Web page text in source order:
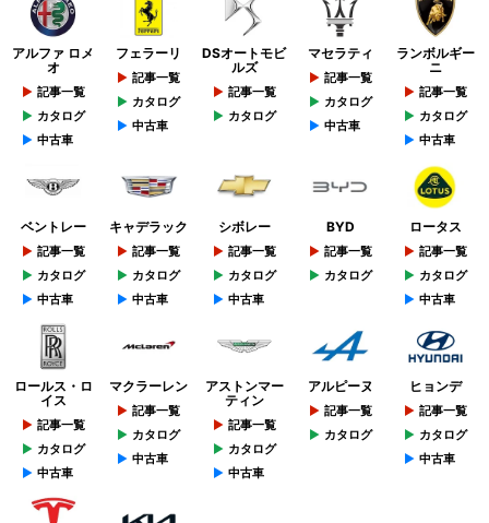
アルファ ロメ
オ
記事一覧
カタログ
中古車
フェラーリ
記事一覧
カタログ
中古車
DSオートモビ
ルズ
記事一覧
カタログ
マセラティ
記事一覧
カタログ
中古車
ランボルギー
ニ
記事一覧
カタログ
中古車
ベントレー
記事一覧
カタログ
中古車
キャデラック
記事一覧
カタログ
中古車
シボレー
記事一覧
カタログ
中古車
BYD
記事一覧
カタログ
ロータス
記事一覧
カタログ
中古車
ロールス・ロ
イス
記事一覧
カタログ
中古車
マクラーレン
記事一覧
カタログ
中古車
アストンマー
ティン
記事一覧
カタログ
中古車
アルピーヌ
記事一覧
カタログ
ヒョンデ
記事一覧
カタログ
中古車